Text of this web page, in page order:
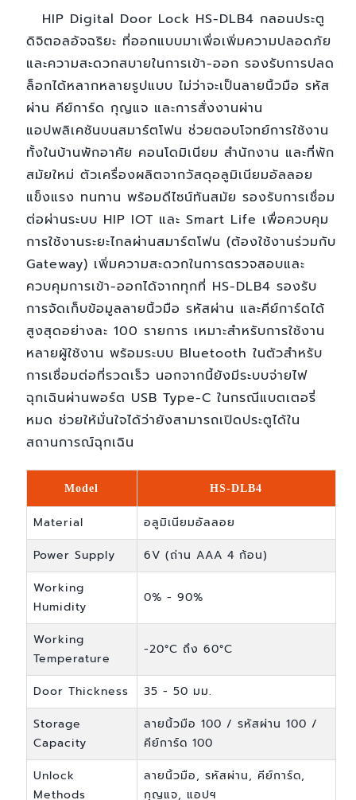
HIP Digital Door Lock HS-DLB4 กลอนประตู
ดิจิตอลอัจฉริยะ ที่ออกแบบมาเพื่อเพิ่มความปลอดภัย
และความสะดวกสบายในการเข้า-ออก รองรับการปลด
ล็อกได้หลากหลายรูปแบบ ไม่ว่าจะเป็นลายนิ้วมือ รหัส
ผ่าน คีย์การ์ด กุญแจ และการสั่งงานผ่าน
แอปพลิเคชันบนสมาร์ตโฟน ช่วยตอบโจทย์การใช้งาน
ทั้งในบ้านพักอาศัย คอนโดมิเนียม สำนักงาน และที่พัก
สมัยใหม่ ตัวเครื่องผลิตจากวัสดุอลูมิเนียมอัลลอย
แข็งแรง ทนทาน พร้อมดีไซน์ทันสมัย รองรับการเชื่อม
ต่อผ่านระบบ HIP IOT และ Smart Life เพื่อควบคุม
การใช้งานระยะไกลผ่านสมาร์ตโฟน (ต้องใช้งานร่วมกับ
Gateway) เพิ่มความสะดวกในการตรวจสอบและ
ควบคุมการเข้า-ออกได้จากทุกที่ HS-DLB4 รองรับ
การจัดเก็บข้อมูลลายนิ้วมือ รหัสผ่าน และคีย์การ์ดได้
สูงสุดอย่างละ 100 รายการ เหมาะสำหรับการใช้งาน
หลายผู้ใช้งาน พร้อมระบบ Bluetooth ในตัวสำหรับ
การเชื่อมต่อที่รวดเร็ว นอกจากนี้ยังมีระบบจ่ายไฟ
ฉุกเฉินผ่านพอร์ต USB Type-C ในกรณีแบตเตอรี่
หมด ช่วยให้มั่นใจได้ว่ายังสามารถเปิดประตูได้ใน
สถานการณ์ฉุกเฉิน
Model HS-DLB4
Material
อลูมิเนียมอัลลอย
Power Supply
6V (ถ่าน AAA 4 ก้อน)
Working
Humidity
0% - 90%
Working
Temperature
-20°C ถึง 60°C
Door Thickness
35 - 50 มม.
Storage
Capacity
ลายนิ้วมือ 100 / รหัสผ่าน 100 /
คีย์การ์ด 100
Unlock
Methods
ลายนิ้วมือ, รหัสผ่าน, คีย์การ์ด,
กุญแจ, แอปฯ